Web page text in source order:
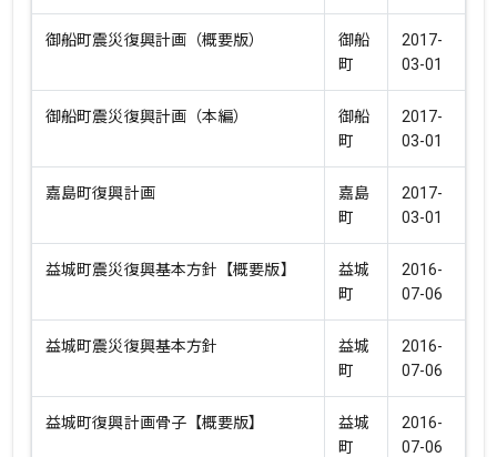
御船町震災復興計画（概要版）
御船
町
2017-
03-01
御船町震災復興計画（本編）
御船
町
2017-
03-01
嘉島町復興計画
嘉島
町
2017-
03-01
益城町震災復興基本方針【概要版】
益城
町
2016-
07-06
益城町震災復興基本方針
益城
町
2016-
07-06
益城町復興計画骨子【概要版】
益城
町
2016-
07-06